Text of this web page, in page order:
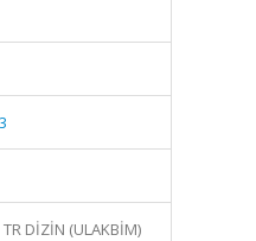
TR DİZİN (ULAKBİM)